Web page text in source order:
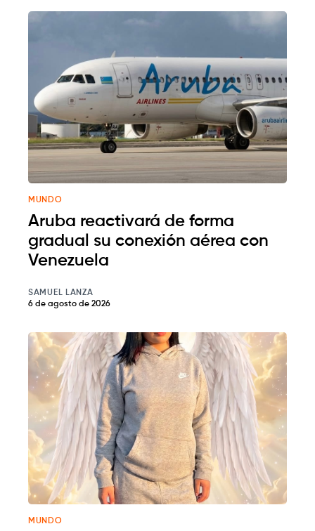
MUNDO
Aruba reactivará de forma
gradual su conexión aérea con
Venezuela
SAMUEL LANZA
6 de agosto de 2026
MUNDO